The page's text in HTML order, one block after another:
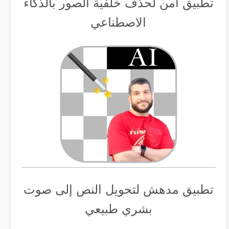
الاصطناعي
تطبيق مدهش لتحويل النص إلى صوت
بشري طبيعي